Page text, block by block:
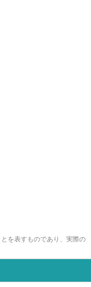
を表すものであり、実際の